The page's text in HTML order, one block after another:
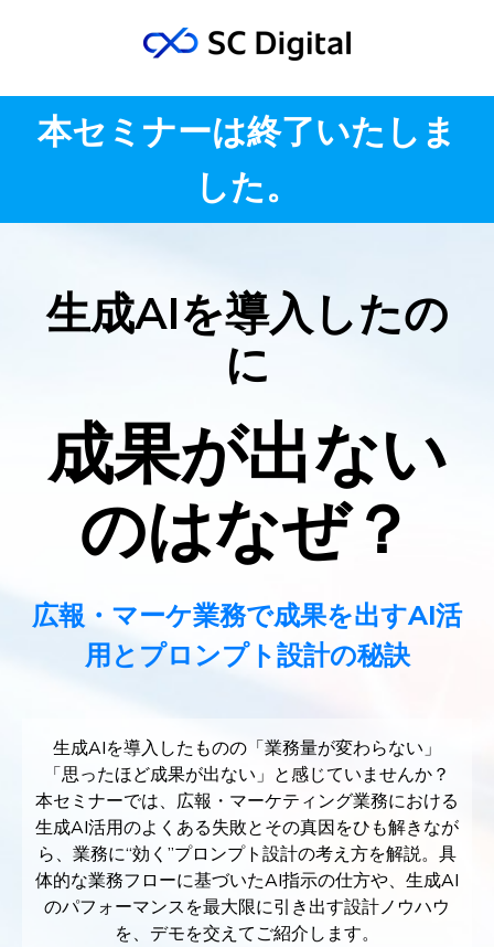
本セミナーは終了いたしま
した。
生成AIを導入したの
に
成果が出ない
のはなぜ？
広報・マーケ業務で成果を出すAI活
用とプロンプト設計の秘訣
生成AIを導入したものの「業務量が変わらない」
「思ったほど成果が出ない」と感じていませんか？
本セミナーでは、広報・マーケティング業務における
生成AI活用のよくある失敗とその真因をひも解きなが
ら、業務に“効く”プロンプト設計の考え方を解説。具
体的な業務フローに基づいたAI指示の仕方や、生成AI
のパフォーマンスを最大限に引き出す設計ノウハウ
を、デモを交えてご紹介します。